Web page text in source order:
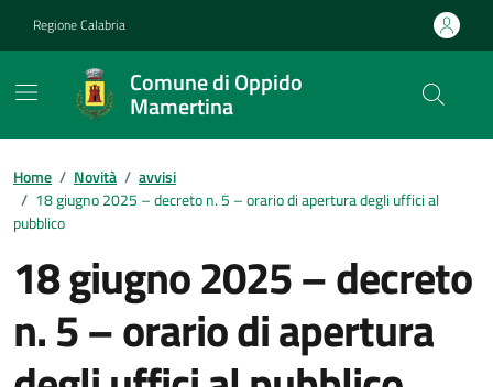
Regione Calabria
Comune di Oppido
Mamertina
Home / Novità / avvisi
/ 18 giugno 2025 – decreto n. 5 – orario di apertura degli uffici al
pubblico
18 giugno 2025 – decreto
n. 5 – orario di apertura